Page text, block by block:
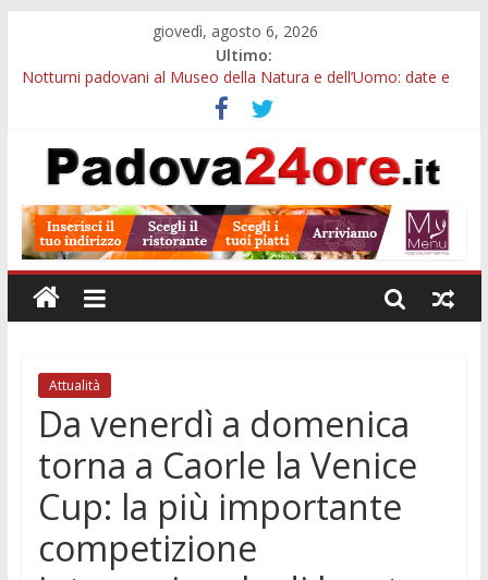
giovedì, agosto 6, 2026
Ultimo:
Notturni padovani al Museo della Natura e dell’Uomo: date e
Slow Looking agli Eremitani: un’ora per osservare davvero
un’opera
Orto Botanico Padova: visite ed escursioni fino a settembre
7 agosto
Euganea Film Festival 2026: 49 opere e 18 anteprime nei Colli
Euganei
Attualità
Da venerdì a domenica
torna a Caorle la Venice
Cup: la più importante
competizione